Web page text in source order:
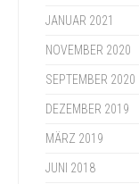
JANUAR 2021
NOVEMBER 2020
SEPTEMBER 2020
DEZEMBER 2019
MÄRZ 2019
JUNI 2018